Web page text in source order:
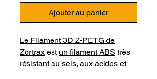
Ajouter au panier
Le Filament 3D Z-PETG de
Zortrax est un filament ABS très
résistant au sels, aux acides et